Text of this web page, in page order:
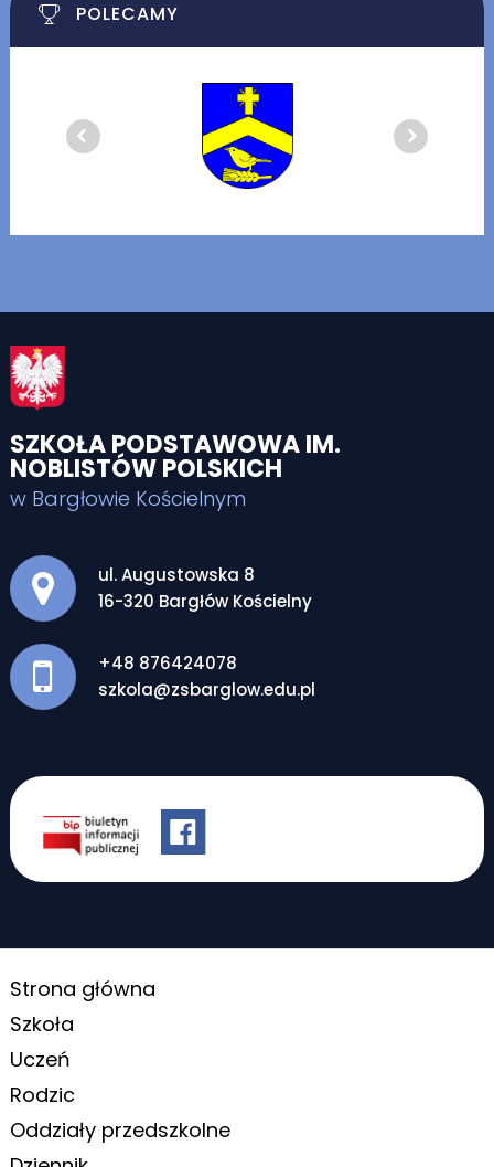
POLECAMY
SZKOŁA PODSTAWOWA IM.
NOBLISTÓW POLSKICH
w Bargłowie Kościelnym
Adres pocztowy:
ul. Augustowska 8
16-320 Bargłów Kościelny
+48 876424078
szkola@zsbarglow.edu.pl
Strona główna
Szkoła
Uczeń
Rodzic
Oddziały przedszkolne